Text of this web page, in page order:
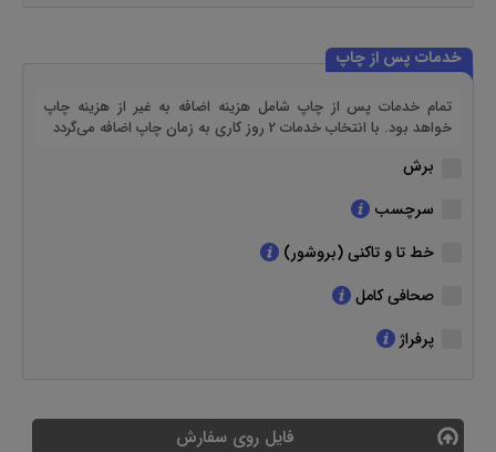
خدمات پس از چاپ
تمام خدمات پس از چاپ شامل هزینه اضافه به غیر از هزینه چاپ
خواهد بود. با انتخاب خدمات 2 روز کاری به زمان چاپ اضافه می‌گردد
برش
سرچسب
خط تا و تاکنی (بروشور)
صحافی کامل
پرفراژ
فایل روی سفارش